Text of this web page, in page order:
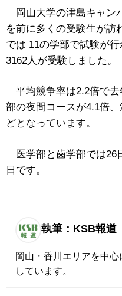
岡山大学の津島キャン
を前に多くの受験生が訪
では 11の学部で試験が
3162人が受験しました。
平均競争率は2.2倍で去
部の夜間コースが4.1倍
どとなっています。
医学部と歯学部では26
日です。
執筆：KSB報道
岡山・香川エリアを中
しています。